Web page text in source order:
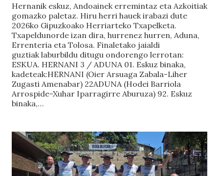
Hernanik eskuz, Andoainek erremintaz eta Azkoitiak
gomazko paletaz. Hiru herri hauek irabazi dute
2026ko Gipuzkoako Herriarteko Txapelketa.
Txapeldunorde izan dira, hurrenez hurren, Aduna,
Errenteria eta Tolosa. Finaletako jaialdi
guztiak laburbildu ditugu ondorengo lerrotan:
ESKUA. HERNANI 3 / ADUNA 01. Eskuz binaka,
kadeteak:HERNANI (Oier Arsuaga Zabala-Liher
Zugasti Amenabar) 22ADUNA (Hodei Barriola
Arrospide-Xuhar Iparragirre Aburuza) 92. Eskuz
binaka,…